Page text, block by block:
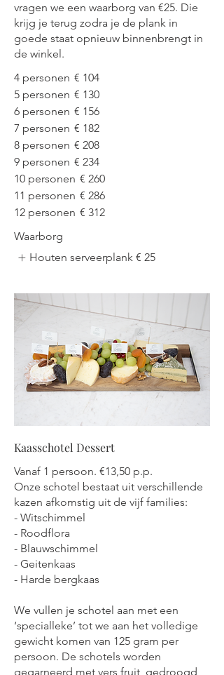
vragen we een waarborg van €25. Die
krijg je terug zodra je de plank in
goede staat opnieuw binnenbrengt in
de winkel.
4 personen € 104
5 personen € 130
6 personen € 156
7 personen € 182
8 personen € 208
9 personen € 234
10 personen € 260
11 personen € 286
12 personen € 312
Waarborg
Houten serveerplank € 25
Kaasschotel Dessert
Vanaf 1 persoon. €13,50 p.p.
Onze schotel bestaat uit verschillende
kazen afkomstig uit de vijf families:
- Witschimmel
- Roodflora
- Blauwschimmel
- Geitenkaas
- Harde bergkaas
We vullen je schotel aan met een
‘specialleke’ tot we aan het volledige
gewicht komen van 125 gram per
persoon. De schotels worden
gegarneerd met vers fruit, gedroogd